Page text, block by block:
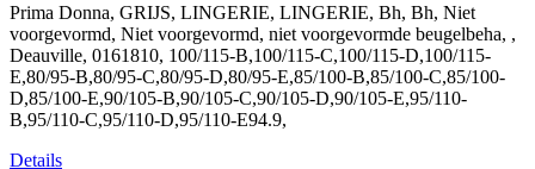
Prima Donna, GRIJS, LINGERIE, LINGERIE, Bh, Bh, Niet
voorgevormd, Niet voorgevormd, niet voorgevormde beugelbeha, ,
Deauville, 0161810, 100/115-B,100/115-C,100/115-D,100/115-
E,80/95-B,80/95-C,80/95-D,80/95-E,85/100-B,85/100-C,85/100-
D,85/100-E,90/105-B,90/105-C,90/105-D,90/105-E,95/110-
B,95/110-C,95/110-D,95/110-E94.9,
Details